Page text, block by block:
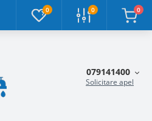
0 0 0
079141400
Solicitare apel